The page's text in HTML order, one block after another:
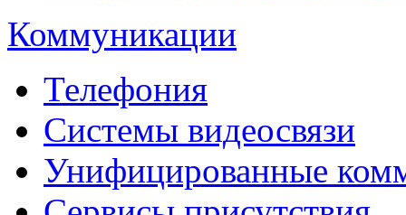
Коммуникации
Телефония
Системы видеосвязи
Унифицированные